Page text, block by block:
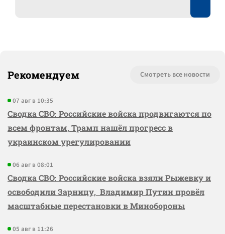
Рекомендуем Смотреть все новости
07 авг в 10:35
Сводка СВО: Российские войска продвигаются по
всем фронтам, Трамп нашёл прогресс в
украинском урегулировании
06 авг в 08:01
Сводка СВО: Российские войска взяли Рыжевку и
освободили Зарницу, Владимир Путин провёл
масштабные перестановки в Минобороны
05 авг в 11:26